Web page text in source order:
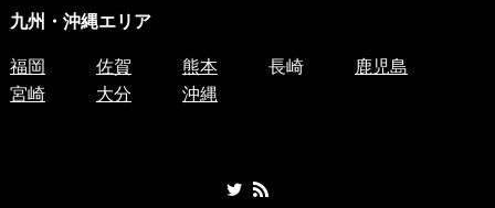
九州・沖縄エリア
福岡 佐賀 熊本 長崎
鹿児島
宮崎
大分 沖縄